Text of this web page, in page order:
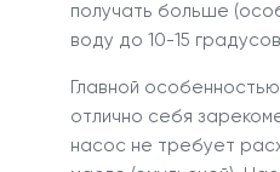
получать больше
воду до 10-15
Главной
отлично себя
насос не требует